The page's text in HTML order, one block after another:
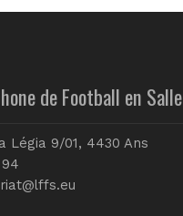
de Football en Salle
Légia 9/01, 4430 Ans